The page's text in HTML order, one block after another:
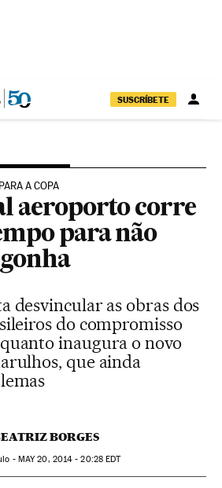
SUSCRÍBETE
A COPA
aeroporto corre
para não
desvincular as obras dos
do compromisso
inaugura o novo
que ainda
BORGES
- MAY20, 2014 - 20:28EDT